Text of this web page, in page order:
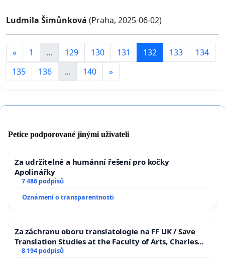
Ludmila Šimůnková (Praha, 2025-06-02)
« 1 ... 129 130 131 132 133
134
135
136 ... 140 »
Petice podporované jinými uživateli
Za udržitelné a humánní řešení pro kočky
Apolinářky
7 486 podpisů
Oznámení o transparentnosti
Za záchranu oboru translatologie na FF UK / Save
Translation Studies at the Faculty of Arts, Charles
University
8 194 podpisů